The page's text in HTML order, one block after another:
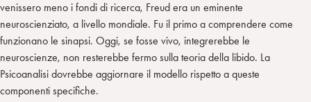
venissero meno i fondi di ricerca, Freud era un eminente
neuroscienziato, a livello mondiale. Fu il primo a comprendere come
funzionano le sinapsi. Oggi, se fosse vivo, integrerebbe le
neuroscienze, non resterebbe fermo sulla teoria della libido. La
Psicoanalisi dovrebbe aggiornare il modello rispetto a queste
componenti specifiche.